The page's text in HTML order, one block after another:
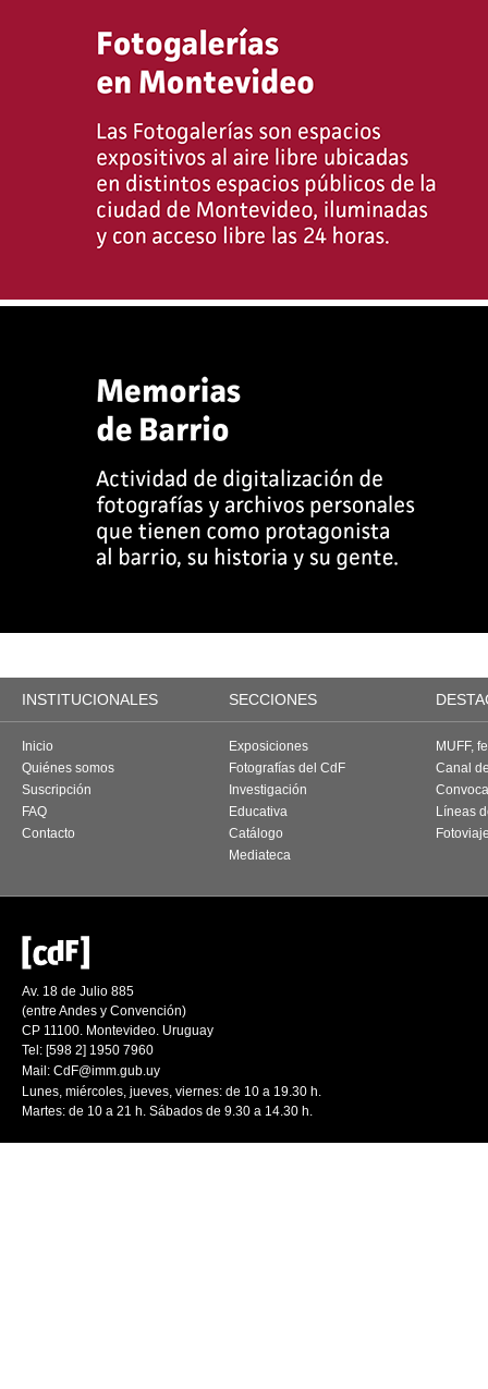
INSTITUCIONALES SECCIONES
Inicio
Quiénes somos
Suscripción
FAQ
Contacto
Exposiciones
Fotografías del CdF
Investigación
Educativa
Catálogo
Mediateca
MUFF,
Canal
Líneas
Av. 18 de Julio 885
(entre Andes y Convención)
CP 11100. Montevideo. Uruguay
Tel: [598 2] 1950 7960
Mail: CdF@imm.gub.uy
Lunes, miércoles, jueves, viernes: de 10 a 19.30 h.
Martes: de 10 a 21 h. Sábados de 9.30 a 14.30 h.